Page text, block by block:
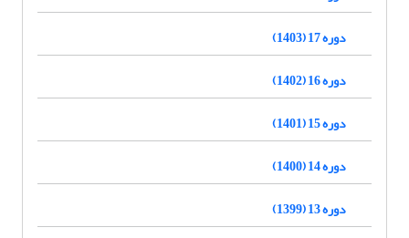
دوره 17 (1403)
دوره 16 (1402)
دوره 15 (1401)
دوره 14 (1400)
دوره 13 (1399)